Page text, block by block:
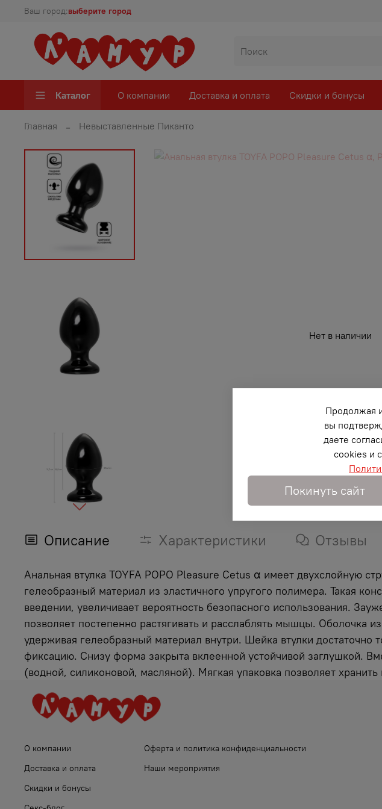
Ваш город:выберите город
Каталог О компании Доставка и оплата Скидки и бонусы
Главная Невыставленные Пиканто
Нет в наличии
Описание Характеристики Отзывы
Анальная втулка TOYFA POPO Pleasure Cetus α имеет двухслойную
гелеобразный материал из эластичного упругого полимера. Такая
введении, увеличивает вероятность безопасного использования.
позволяет постепенно растягивать и расслаблять мышцы. Оболочка
удерживая гелеобразный материал внутри. Шейка втулки
фиксацию. Снизу форма закрыта вклеенной устойчивой заглушкой.
(водной, силиконовой, масляной). Мягкая упаковка позволяет
О компании
Доставка и оплата
Скидки и бонусы
Оферта и политика конфиденциальности
Наши мероприятия
Продолжая
вы
даете
cookies и
Покинуть сайт